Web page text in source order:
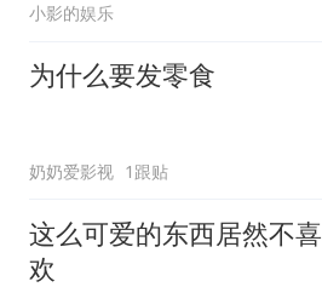
小影的娱乐
为什么要发零食
奶奶爱影视 1跟贴
这么可爱的东西居然不喜
欢